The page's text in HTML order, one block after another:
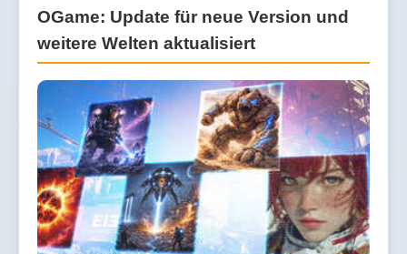
OGame: Update für neue Version und
weitere Welten aktualisiert